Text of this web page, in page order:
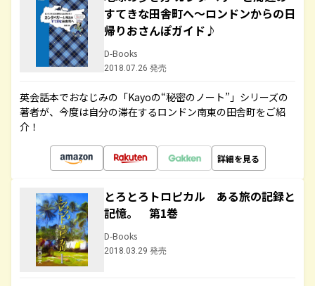
すてきな田舎町へ～ロンドンからの日
帰りおさんぽガイド♪
D-Books
2018.07.26 発売
英会話本でおなじみの「Kayoの“秘密のノート”」シリーズの
著者が、今度は自分の滞在するロンドン南東の田舎町をご紹
介！
詳細を見る
とろとろトロピカル ある旅の記録と
記憶。 第1巻
D-Books
2018.03.29 発売